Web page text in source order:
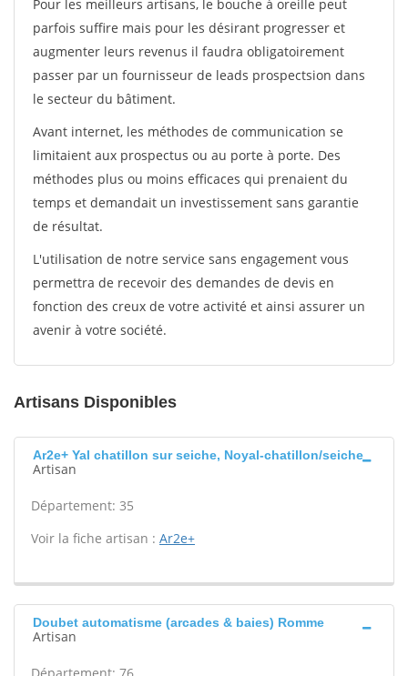
Pour les meilleurs artisans, le bouche à oreille peut
parfois suffire mais pour les désirant progresser et
augmenter leurs revenus il faudra obligatoirement
passer par un fournisseur de leads prospectsion dans
le secteur du bâtiment.
Avant internet, les méthodes de communication se
limitaient aux prospectus ou au porte à porte. Des
méthodes plus ou moins efficaces qui prenaient du
temps et demandait un investissement sans garantie
de résultat.
L'utilisation de notre service sans engagement vous
permettra de recevoir des demandes de devis en
fonction des creux de votre activité et ainsi assurer un
avenir à votre société.
Artisans Disponibles
Ar2e+ Yal chatillon sur seiche, Noyal-chatillon/seiche
Artisan
Département: 35
Voir la fiche artisan : Ar2e+
Doubet automatisme (arcades & baies) Romme
Artisan